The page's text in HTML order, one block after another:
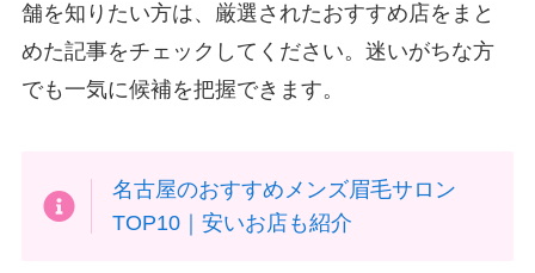
舗を知りたい方は、厳選されたおすすめ店をまと
めた記事をチェックしてください。迷いがちな方
でも一気に候補を把握できます。
名古屋のおすすめメンズ眉毛サロン
TOP10｜安いお店も紹介